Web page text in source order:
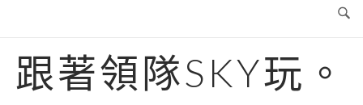
跟著領隊SKY玩。